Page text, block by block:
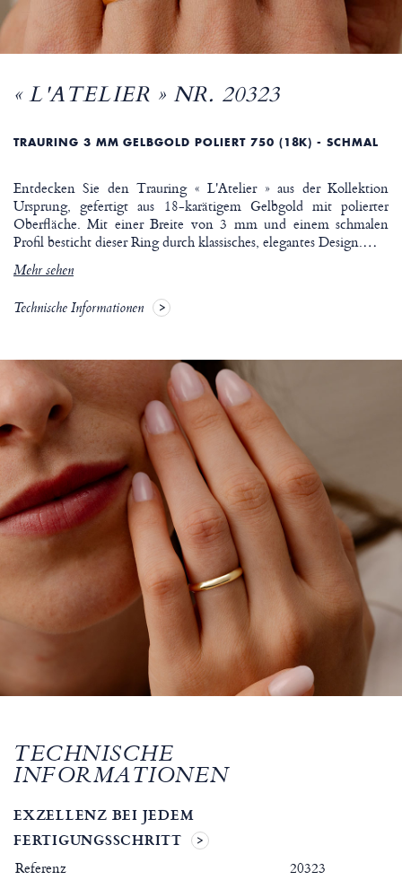
« L'ATELIER » NR. 20323
TRAURING 3 MM GELBGOLD POLIERT 750 (18K) - SCHMAL
Entdecken Sie den Trauring « L'Atelier » aus der Kollektion
Ursprung, gefertigt aus 18-karätigem Gelbgold mit polierter
Oberfläche. Mit einer Breite von 3 mm und einem schmalen
Profil besticht dieser Ring durch klassisches, elegantes Design.…
Mehr sehen
Technische Informationen
TECHNISCHE
INFORMATIONEN
EXZELLENZ BEI JEDEM
FERTIGUNGSSCHRITT
Referenz 20323